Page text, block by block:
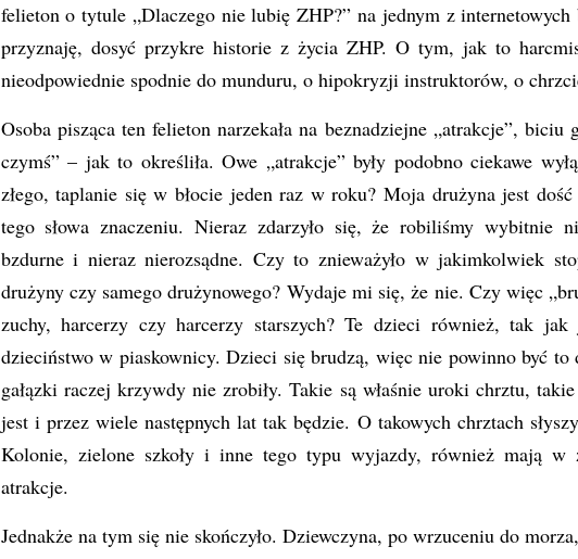
felieton o tytule „Dlaczego nie lubię ZHP?” na jednym z
przyznaję, dosyć przykre historie z życia ZHP. O tym, jak to
nieodpowiednie spodnie do munduru, o hipokryzji instruktorów, o
Osoba pisząca ten felieton narzekała na beznadziejne „atrakcje”, biciu
czymś” – jak to określiła. Owe „atrakcje” były podobno ciekawe
złego, taplanie się w błocie jeden raz w roku? Moja drużyna jest
tego słowa znaczeniu. Nieraz zdarzyło się, że robiliśmy wybitnie
bzdurne i nieraz nierozsądne. Czy to znieważyło w jakimkolwiek
drużyny czy samego drużynowego? Wydaje mi się, że nie. Czy więc
zuchy, harcerzy czy harcerzy starszych? Te dzieci również, tak
dzieciństwo w piaskownicy. Dzieci się brudzą, więc nie powinno być
gałązki raczej krzywdy nie zrobiły. Takie są właśnie uroki chrztu,
jest i przez wiele następnych lat tak będzie. O takowych chrztach
Kolonie, zielone szkoły i inne tego typu wyjazdy, również mają w
atrakcje.
Jednakże na tym się nie skończyło. Dziewczyna, po wrzuceniu do